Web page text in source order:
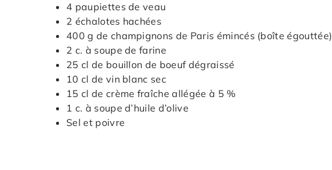
4 paupiettes de veau
2 échalotes hachées
400 g de champignons de Paris émincés (boîte égouttée)
2 c. à soupe de farine
25 cl de bouillon de boeuf dégraissé
10 cl de vin blanc sec
15 cl de crème fraîche allégée à 5 %
1 c. à soupe d’huile d’olive
Sel et poivre